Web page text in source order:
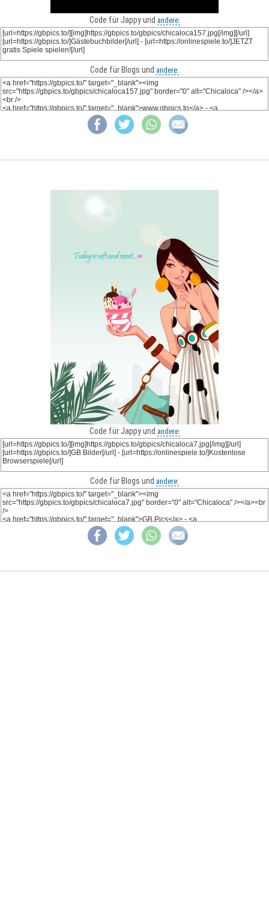
Code für Jappy und andere:
Code für Blogs und andere:
Code für Jappy und andere:
Code für Blogs und andere: